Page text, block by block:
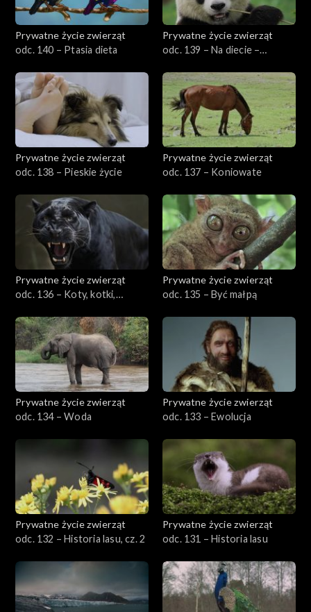
Prywatne życie zwierząt
odc. 140 – Ptasia dieta
Prywatne życie zwierząt
odc. 139 – Na diecie –
Prywatne życie zwierząt
odc. 138 – Pieskie życie
Prywatne życie zwierząt
odc. 137 – Koniowate
Prywatne życie zwierząt
odc. 136 – Koty, kotki,
Prywatne życie zwierząt
odc. 135 – Być małpą
Prywatne życie zwierząt
odc. 134 – Woda
Prywatne życie zwierząt
odc. 133 – Ewolucja
Prywatne życie zwierząt
odc. 132 – Historia lasu, cz. 2
Prywatne życie zwierząt
odc. 131 – Historia lasu